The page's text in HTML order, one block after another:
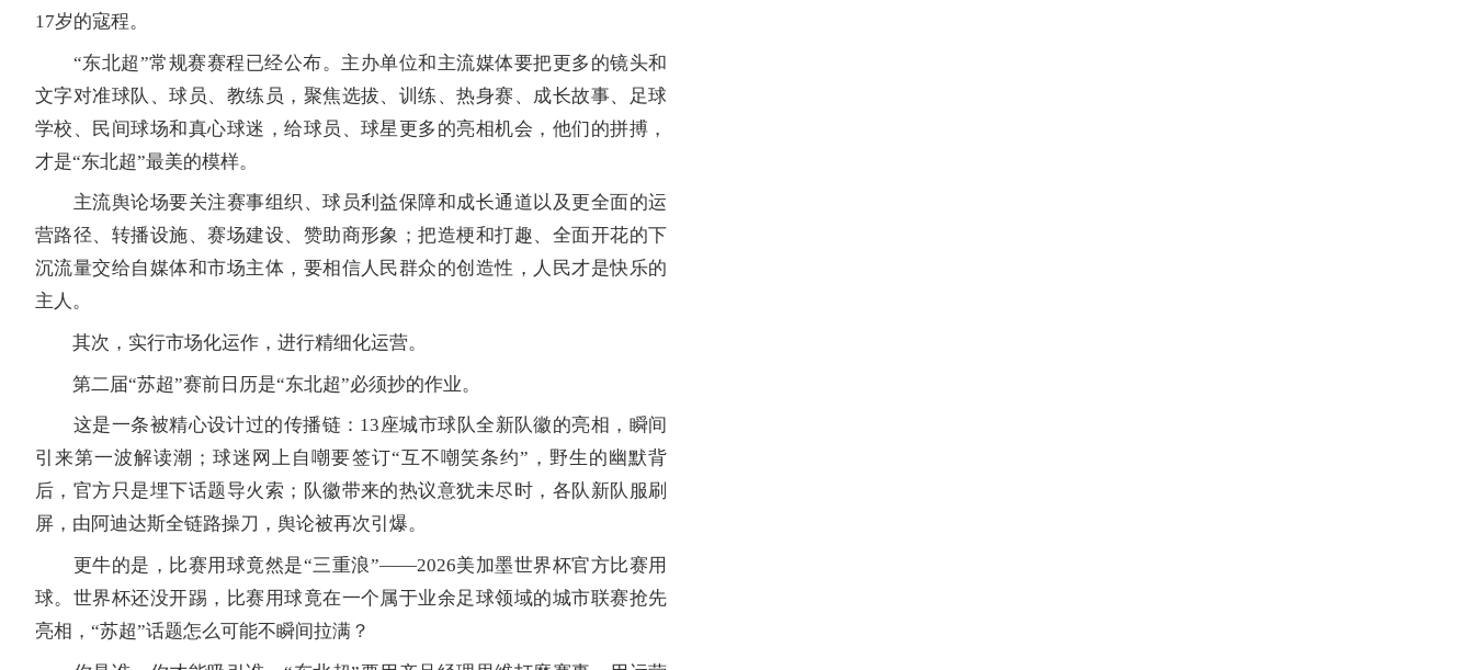
17岁的寇程。
“东北超”常规赛赛程已经公布。主办单位和主流媒体要把更多的镜头和
文字对准球队、球员、教练员，聚焦选拔、训练、热身赛、成长故事、足球
学校、民间球场和真心球迷，给球员、球星更多的亮相机会，他们的拼搏，
才是“东北超”最美的模样。
主流舆论场要关注赛事组织、球员利益保障和成长通道以及更全面的运
营路径、转播设施、赛场建设、赞助商形象；把造梗和打趣、全面开花的下
沉流量交给自媒体和市场主体，要相信人民群众的创造性，人民才是快乐的
主人。
其次，实行市场化运作，进行精细化运营。
第二届“苏超”赛前日历是“东北超”必须抄的作业。
这是一条被精心设计过的传播链：13座城市球队全新队徽的亮相，瞬间
引来第一波解读潮；球迷网上自嘲要签订“互不嘲笑条约”，野生的幽默背
后，官方只是埋下话题导火索；队徽带来的热议意犹未尽时，各队新队服刷
屏，由阿迪达斯全链路操刀，舆论被再次引爆。
更牛的是，比赛用球竟然是“三重浪”——2026美加墨世界杯官方比赛用
球。世界杯还没开踢，比赛用球竟在一个属于业余足球领域的城市联赛抢先
亮相，“苏超”话题怎么可能不瞬间拉满？